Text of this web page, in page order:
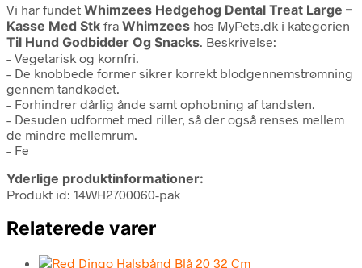
Vi har fundet Whimzees Hedgehog Dental Treat Large –
Kasse Med Stk fra Whimzees hos MyPets.dk i kategorien
Til Hund Godbidder Og Snacks. Beskrivelse:
– Vegetarisk og kornfri.
– De knobbede former sikrer korrekt blodgennemstrømning
gennem tandkødet.
– Forhindrer dårlig ånde samt ophobning af tandsten.
– Desuden udformet med riller, så der også renses mellem
de mindre mellemrum.
– Fe
Yderlige produktinformationer:
Produkt id: 14WH2700060-pak
Relaterede varer